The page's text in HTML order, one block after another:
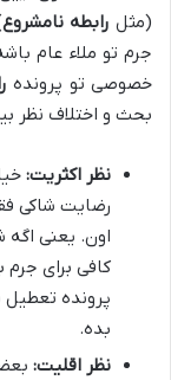
(مثل رابطه نامشروع
جرم تو ملاء عام
خصوصی تو پرونده
بحث و اختلاف نظر
نظر اکثریت:
رضایت شاکی
اون. یعنی
کافی برای
پرونده
بده.
نظر اقلیت: